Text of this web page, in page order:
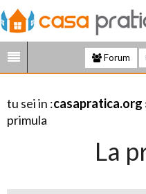
Forum
tu sei in :casapratica.org
primula
La